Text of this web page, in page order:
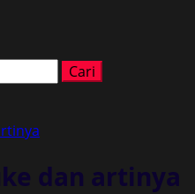
dan artinya